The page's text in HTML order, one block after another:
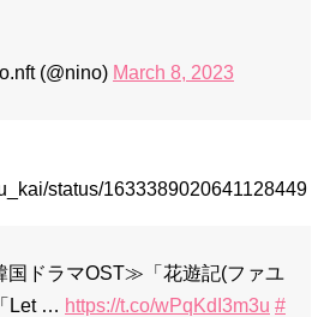
(@nino) March 8, 2023
status/1633389020641128449
国ドラマOST≫「花遊記(ファユ
Let … https://t.co/wPqKdI3m3u #